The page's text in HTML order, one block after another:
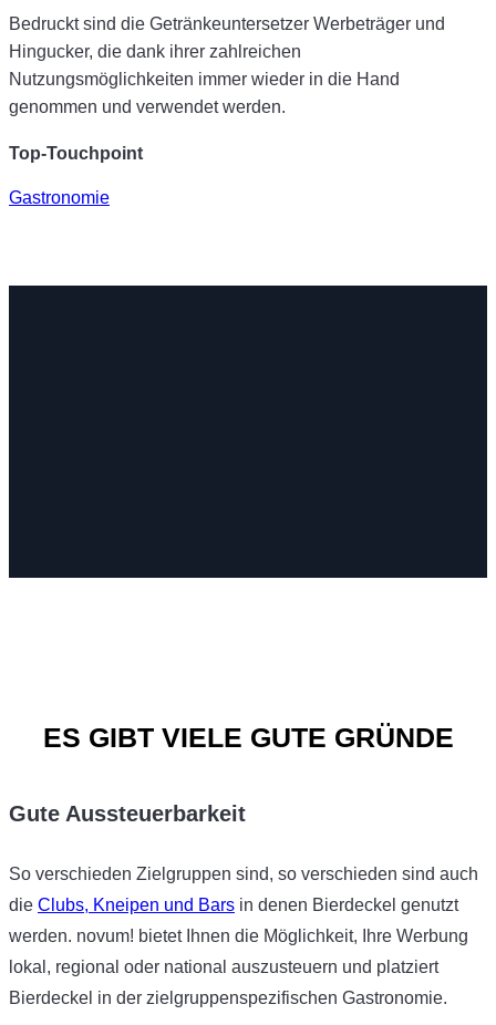
Bedruckt sind die Getränkeuntersetzer Werbeträger und
Hingucker, die dank ihrer zahlreichen
Nutzungsmöglichkeiten immer wieder in die Hand
genommen und verwendet werden.
Top-Touchpoint
Gastronomie
ES GIBT VIELE GUTE GRÜNDE
Gute Aussteuerbarkeit
So verschieden Zielgruppen sind, so verschieden sind auch
die Clubs, Kneipen und Bars in denen Bierdeckel genutzt
werden. novum! bietet Ihnen die Möglichkeit, Ihre Werbung
lokal, regional oder national auszusteuern und platziert
Bierdeckel in der zielgruppenspezifischen Gastronomie.